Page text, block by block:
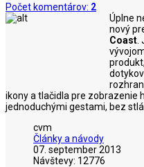
Počet komentárov: 2
Úplne
nový
Coast
ikony a tlačidla pre zobrazenie
jednoduchými gestami, bez
cvm
Články a návody
07. september 2013
Návštevy: 12776